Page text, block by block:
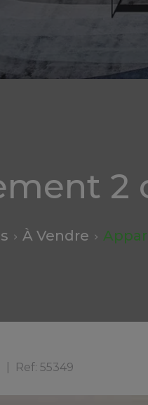
2
À Vendre
Ref: 55349